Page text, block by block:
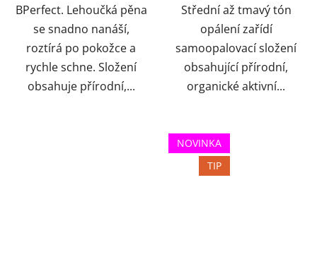
BPerfect. Lehoučká pěna
se snadno nanáší,
roztírá po pokožce a
rychle schne. Složení
obsahuje přírodní,...
Střední až tmavý tón
opálení zařídí
samoopalovací složení
obsahující přírodní,
organické aktivní...
NOVINKA
TIP